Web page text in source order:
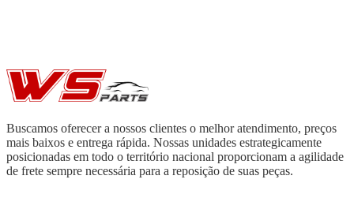
Buscamos oferecer a nossos clientes o melhor atendimento, preços
mais baixos e entrega rápida. Nossas unidades estrategicamente
posicionadas em todo o território nacional proporcionam a agilidade
de frete sempre necessária para a reposição de suas peças.